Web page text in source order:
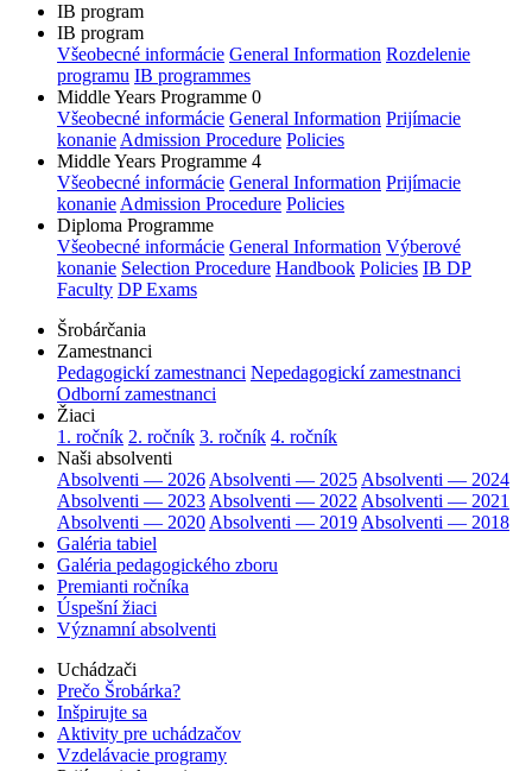
IB program
IB program
Všeobecné informácie General Information Rozdelenie
programu IB programmes
Middle Years Programme 0
Všeobecné informácie General Information Prijímacie
konanie Admission Procedure Policies
Middle Years Programme 4
Všeobecné informácie General Information Prijímacie
konanie Admission Procedure Policies
Diploma Programme
Všeobecné informácie General Information Výberové
konanie Selection Procedure Handbook Policies IB DP
Faculty DP Exams
Šrobárčania
Zamestnanci
Pedagogickí zamestnanci Nepedagogickí zamestnanci
Odborní zamestnanci
Žiaci
1. ročník 2. ročník 3. ročník 4. ročník
Naši absolventi
Absolventi — 2026 Absolventi — 2025 Absolventi — 2024
Absolventi — 2023 Absolventi — 2022 Absolventi — 2021
Absolventi — 2020 Absolventi — 2019 Absolventi — 2018
Galéria tabiel
Galéria pedagogického zboru
Premianti ročníka
Úspešní žiaci
Významní absolventi
Uchádzači
Prečo Šrobárka?
Inšpirujte sa
Aktivity pre uchádzačov
Vzdelávacie programy